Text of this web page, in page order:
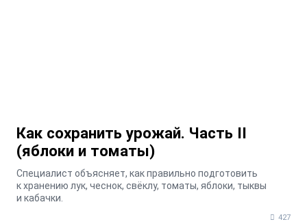
Как сохранить урожай. Часть II
(яблоки и томаты)
Специалист объясняет, как правильно подготовить
к хранению лук, чеснок, свёклу, томаты, яблоки, тыквы
и кабачки.
427